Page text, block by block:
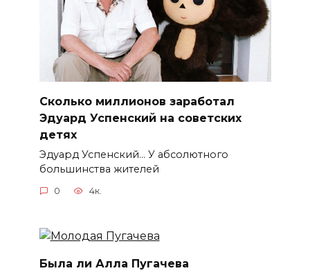
Сколько миллионов заработал
Эдуард Успенский на советских
детях
Эдуард Успенский… У абсолютного
большинства жителей
0 4к.
Была ли Алла Пугачева